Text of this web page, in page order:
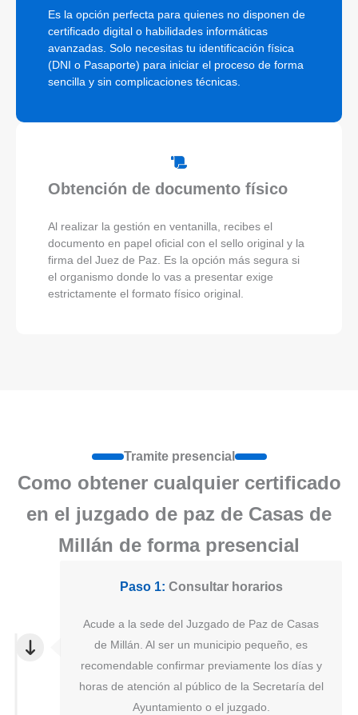
Es la opción perfecta para quienes no disponen de
certificado digital o habilidades informáticas
avanzadas. Solo necesitas tu identificación física
(DNI o Pasaporte) para iniciar el proceso de forma
sencilla y sin complicaciones técnicas.
Obtención de documento físico
Al realizar la gestión en ventanilla, recibes el
documento en papel oficial con el sello original y la
firma del Juez de Paz. Es la opción más segura si
el organismo donde lo vas a presentar exige
estrictamente el formato físico original.
Tramite presencial
Como obtener cualquier certificado
en el juzgado de paz de Casas de
Millán de forma presencial
Paso 1: Consultar horarios
Acude a la sede del Juzgado de Paz de Casas
de Millán. Al ser un municipio pequeño, es
recomendable confirmar previamente los días y
horas de atención al público de la Secretaría del
Ayuntamiento o el juzgado.